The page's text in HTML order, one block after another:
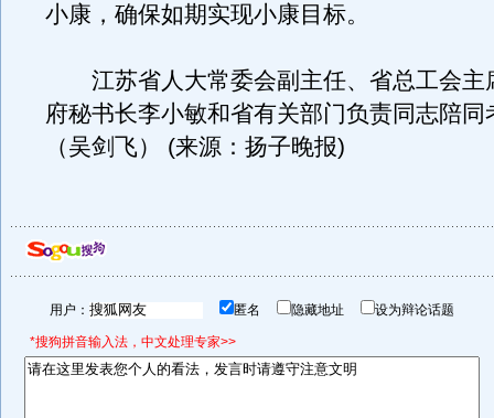
小康，确保如期实现小康目标。
江苏省人大常委会副主任、省总工会主
府秘书长李小敏和省有关部门负责同志陪同
（吴剑飞） (来源：扬子晚报)
用户： 匿名 隐藏地址 设为辩论话题
*搜狗拼音输入法，中文处理专家>>